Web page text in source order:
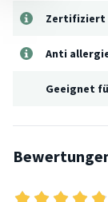
Zertifiziert
Anti
Geeignet